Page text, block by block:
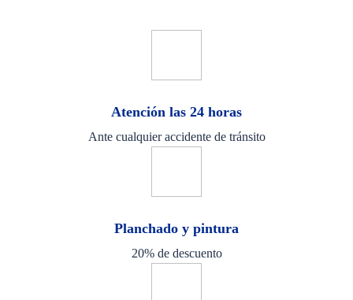
Atención las 24 horas
Ante cualquier accidente de tránsito
Planchado y pintura
20% de descuento